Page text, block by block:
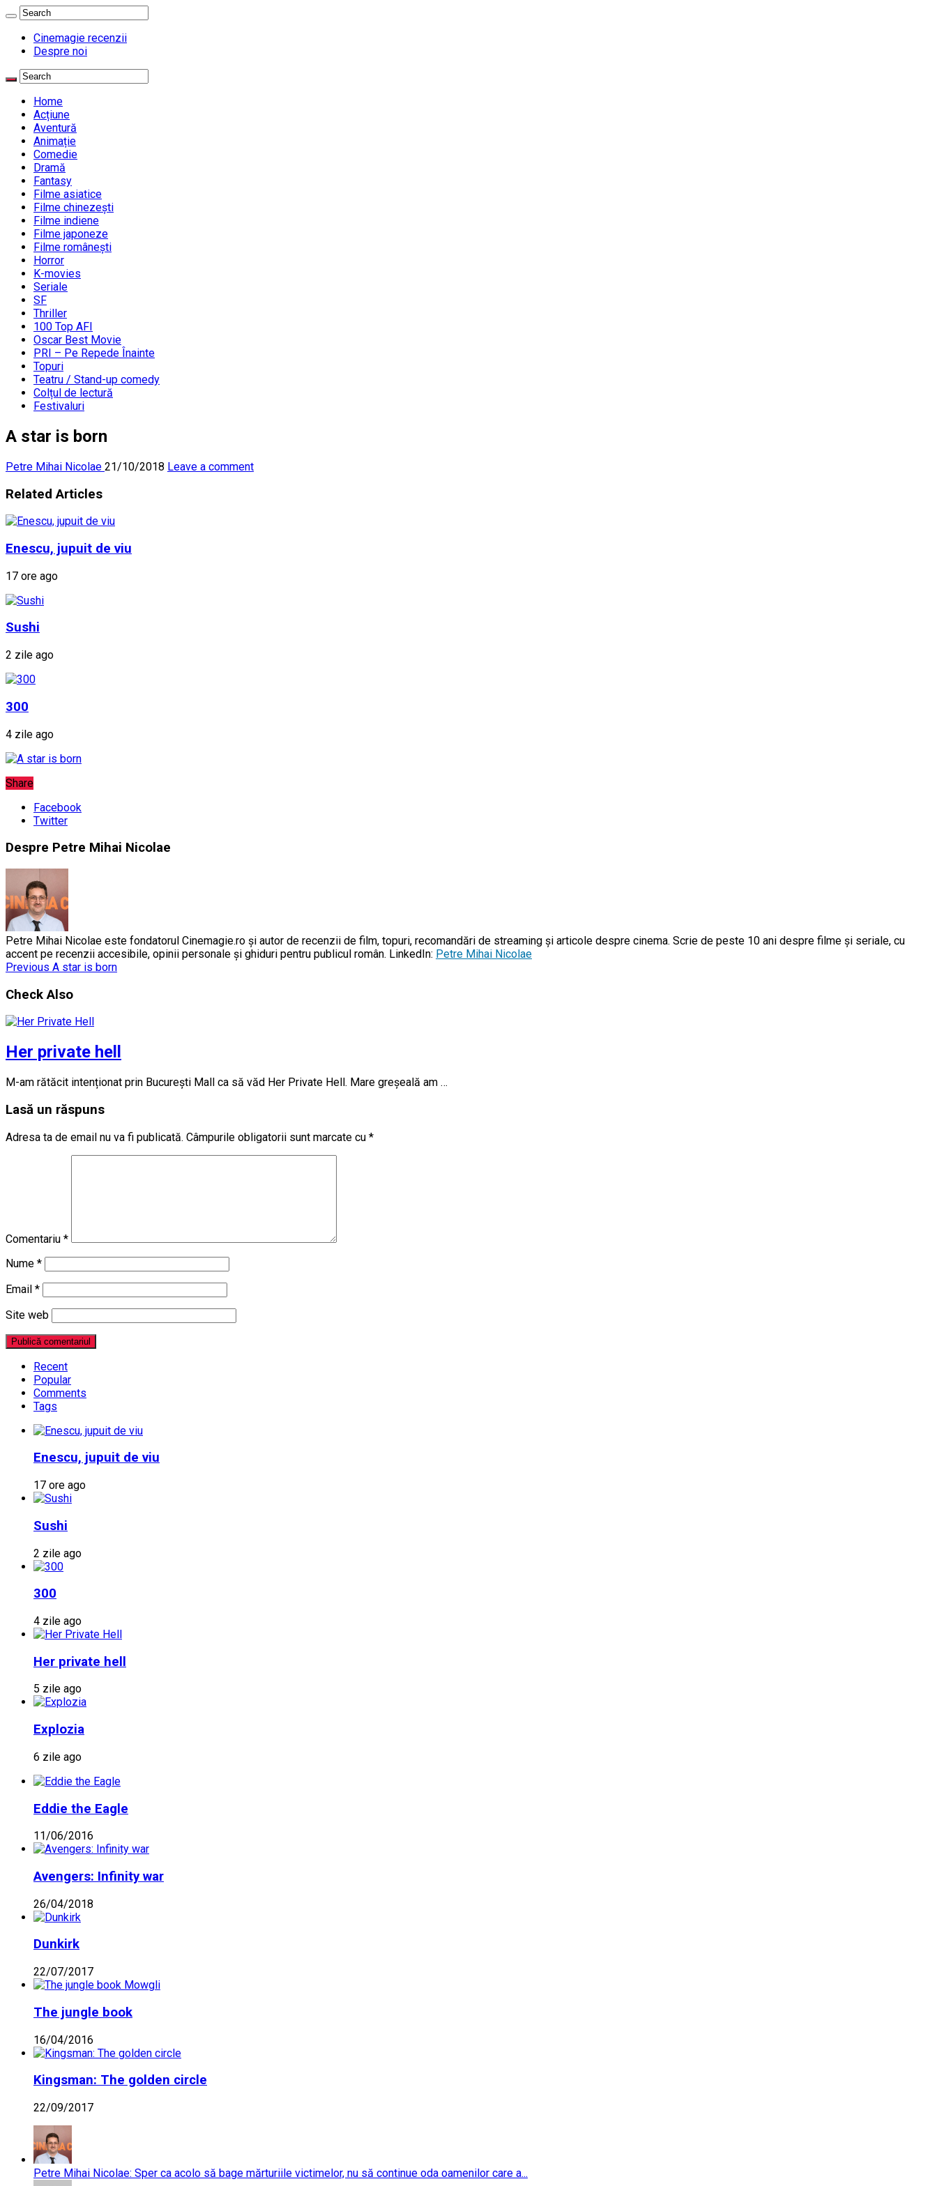
Cinemagie recenzii
Despre noi
Home
Acțiune
Aventură
Animație
Comedie
Dramă
Fantasy
Filme asiatice
Filme chinezești
Filme indiene
Filme japoneze
Filme românești
Horror
K-movies
Seriale
SF
Thriller
100 Top AFI
Oscar Best Movie
PRI – Pe Repede Înainte
Topuri
Teatru / Stand-up comedy
Colțul de lectură
Festivaluri
A star is born
Petre Mihai Nicolae 21/10/2018 Leave a comment
Related Articles
Enescu, jupuit de viu
17 ore ago
Sushi
2 zile ago
300
4 zile ago
Share
Facebook
Twitter
Despre Petre Mihai Nicolae
Petre Mihai Nicolae este fondatorul Cinemagie.ro și autor de recenzii de film, topuri, recomandări de streaming și articole despre cinema. Scrie de peste 10 ani despre filme și seriale, cu
accent pe recenzii accesibile, opinii personale și ghiduri pentru publicul român. LinkedIn: Petre Mihai Nicolae
Previous A star is born
Check Also
Her private hell
M-am rătăcit intenționat prin București Mall ca să văd Her Private Hell. Mare greșeală am …
Lasă un răspuns
Adresa ta de email nu va fi publicată. Câmpurile obligatorii sunt marcate cu *
Comentariu *
Nume *
Email *
Site web
Recent
Popular
Comments
Tags
Enescu, jupuit de viu
17 ore ago
Sushi
2 zile ago
300
4 zile ago
Her private hell
5 zile ago
Explozia
6 zile ago
Eddie the Eagle
11/06/2016
Avengers: Infinity war
26/04/2018
Dunkirk
22/07/2017
The jungle book
16/04/2016
Kingsman: The golden circle
22/09/2017
Petre Mihai Nicolae: Sper ca acolo să bage mărturiile victimelor, nu să continue oda oamenilor care a...